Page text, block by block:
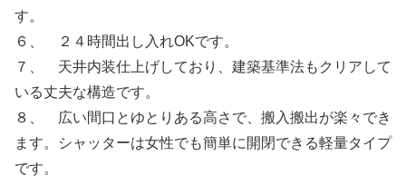
す。
６、 ２４時間出し入れOKです。
７、 天井内装仕上げしており、建築基準法もクリアして
いる丈夫な構造です。
８、 広い間口とゆとりある高さで、搬入搬出が楽々でき
ます。シャッターは女性でも簡単に開閉できる軽量タイプ
です。